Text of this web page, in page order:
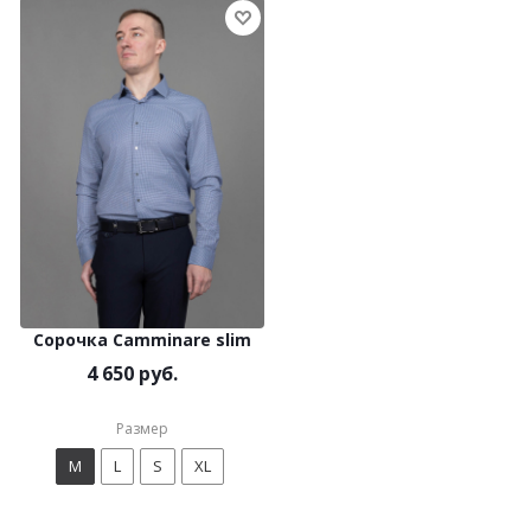
Сорочка Camminare slim
4 650 руб.
Размер
M L S XL